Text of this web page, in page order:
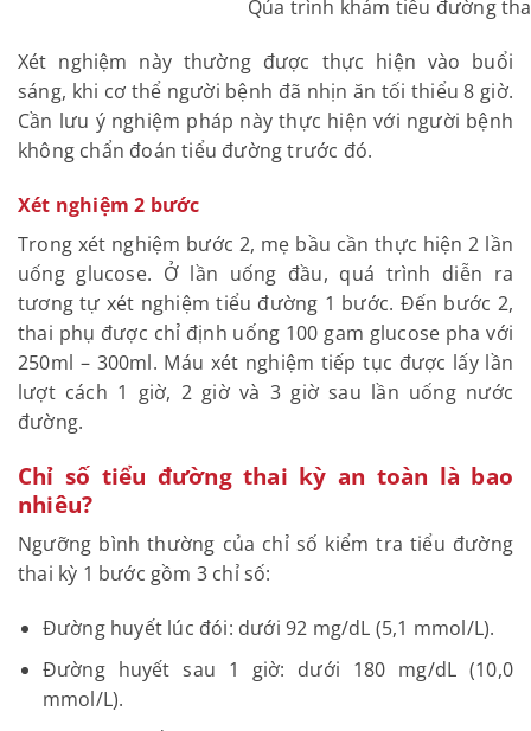
Qúa trình khám tiểu đường
Xét nghiệm này thường được thực hiện vào buổi
sáng, khi cơ thể người bệnh đã nhịn ăn tối thiểu 8 giờ.
Cần lưu ý nghiệm pháp này thực hiện với người bệnh
không chẩn đoán tiểu đường trước đó.
Xét nghiệm 2 bước
Trong xét nghiệm bước 2, mẹ bầu cần thực hiện 2 lần
uống glucose. Ở lần uống đầu, quá trình diễn ra
tương tự xét nghiệm tiểu đường 1 bước. Đến bước 2,
thai phụ được chỉ định uống 100 gam glucose pha với
250ml – 300ml. Máu xét nghiệm tiếp tục được lấy lần
lượt cách 1 giờ, 2 giờ và 3 giờ sau lần uống nước
đường.
Chỉ số tiểu đường thai kỳ an toàn là bao
nhiêu?
Ngưỡng bình thường của chỉ số kiểm tra tiểu đường
thai kỳ 1 bước gồm 3 chỉ số:
Đường huyết lúc đói: dưới 92 mg/dL (5,1 mmol/L).
Đường huyết sau 1 giờ: dưới 180 mg/dL (10,0
mmol/L).